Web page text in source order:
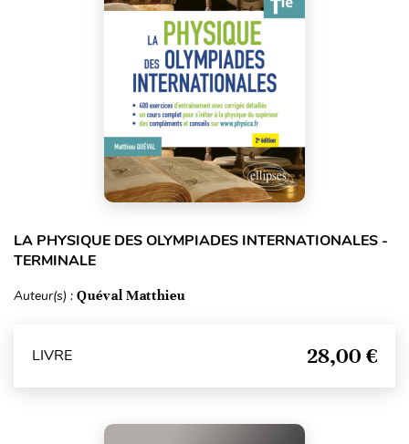
LA PHYSIQUE DES OLYMPIADES INTERNATIONALES -
TERMINALE
Auteur(s) : Quéval Matthieu
LIVRE 28,00 €